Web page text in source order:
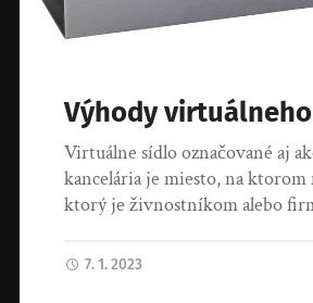
Výhody
Virtuálne sídlo označované aj
kancelária je miesto, na ktorom
ktorý je živnostníkom alebo
7. 1. 2023